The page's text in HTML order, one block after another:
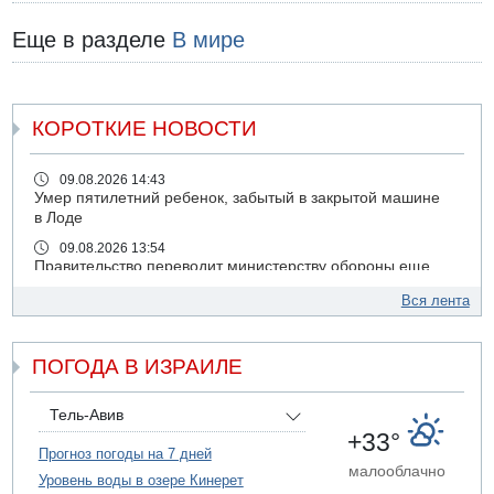
Еще в разделе В мире
КОРОТКИЕ НОВОСТИ
09.08.2026 14:43
Умер пятилетний ребенок, забытый в закрытой машине
в Лоде
09.08.2026 13:54
Правительство переводит министерству обороны еще
закрытой машине пятилетнего ребенка
NYT: Хизбалла переживает самый серьезный
Вся лента
ПОГОДА В ИЗРАИЛЕ
Тель-Авив
Прогноз погоды на 7 дней
Уровень воды в озере Кинерет
+33°
малооблачно